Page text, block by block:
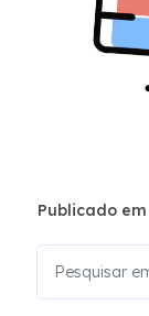
Publicado